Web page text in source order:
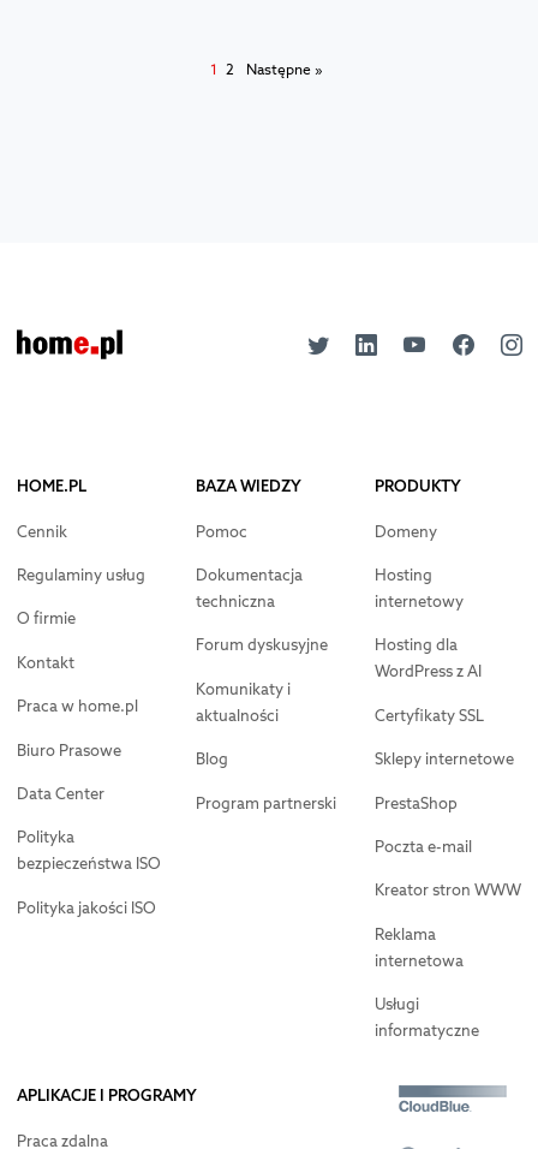
1 2 Następne »
HOME.PL
Cennik
Regulaminy usług
O firmie
Kontakt
Praca w home.pl
Biuro Prasowe
Data Center
Polityka
bezpieczeństwa ISO
Polityka jakości ISO
BAZA WIEDZY
Pomoc
Dokumentacja
techniczna
Forum dyskusyjne
Komunikaty i
aktualności
Blog
Program partnerski
PRODUKTY
Domeny
Hosting
internetowy
Hosting dla
WordPress z AI
Certyfikaty SSL
Sklepy internetowe
PrestaShop
Poczta e-mail
Kreator stron WWW
Reklama
internetowa
Usługi
informatyczne
APLIKACJE I PROGRAMY
Praca zdalna